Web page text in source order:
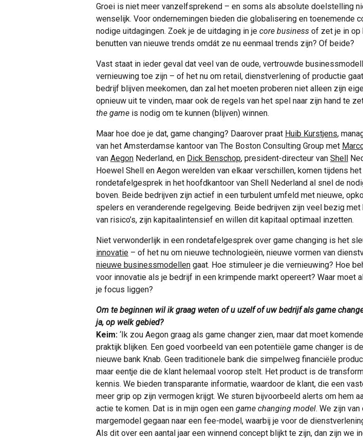
Groei is niet meer vanzelfsprekend – en soms als absolute doelstelling
wenselijk. Voor ondernemingen bieden die globalisering en toenemende
nodige uitdagingen. Zoek je de uitdaging in je core business of zet je in op
benutten van nieuwe trends omdát ze nu eenmaal trends zijn? Of beide?
Vast staat in ieder geval dat veel van de oude, vertrouwde
vernieuwing toe zijn – of het nu om retail, dienstverlening of productie
bedrijf blijven meekomen, dan zal het moeten proberen niet alleen zijn
opnieuw uit te vinden, maar ook de regels van het spel naar zijn hand te
the game is nodig om te kunnen (blijven) winnen.
Maar hoe doe je dat, game changing? Daarover praat Huib Kurstjens,
van het Amsterdamse kantoor van The Boston Consulting Group met
van Aegon Nederland, en Dick Benschop, president-directeur van Shell
Hoewel Shell en Aegon werelden van elkaar verschillen, komen tijdens het
rondetafelgesprek in het hoofdkantoor van Shell Nederland al snel de
boven. Beide bedrijven zijn actief in een turbulent umfeld met nieuwe,
spelers en veranderende regelgeving. Beide bedrijven zijn veel bezig met
van risico’s, zijn kapitaalintensief en willen dit kapitaal optimaal inzetten.
Niet verwonderlijk in een rondetafelgesprek over game changing is het
innovatie – of het nu om nieuwe technologieën, nieuwe vormen van
nieuwe businessmodellen gaat. Hoe stimuleer je die vernieuwing? Hoe
voor innovatie als je bedrijf in een krimpende markt opereert? Waar moet
je focus liggen?
Om te beginnen wil ik graag weten of u uzelf of uw bedrijf als game
ja, op welk gebied?
Keim: ‘Ik zou Aegon graag als game changer zien, maar dat moet
praktijk blijken. Een goed voorbeeld van een potentiële game changer is
nieuwe bank Knab. Geen traditionele bank die simpelweg financiële
maar eentje die de klant helemaal voorop stelt. Het product is de
kennis. We bieden transparante informatie, waardoor de klant, die een
meer grip op zijn vermogen krijgt. We sturen bijvoorbeeld alerts om hem
actie te komen. Dat is in mijn ogen een game changing model. We zijn
margemodel gegaan naar een fee-model, waarbij je voor de
Als dit over een aantal jaar een winnend concept blijkt te zijn, dan zijn we